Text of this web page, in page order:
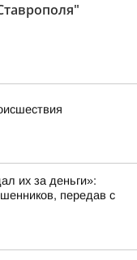
их за деньги»:
передав с